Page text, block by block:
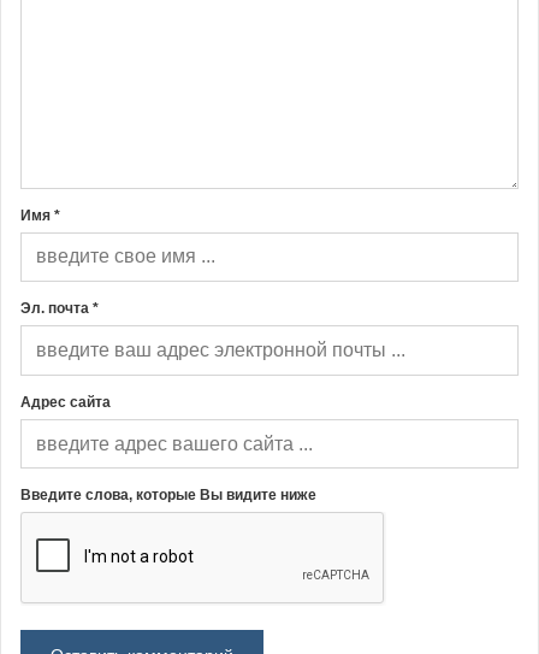
Имя *
Эл. почта *
Адрес сайта
Введите слова, которые Вы видите ниже